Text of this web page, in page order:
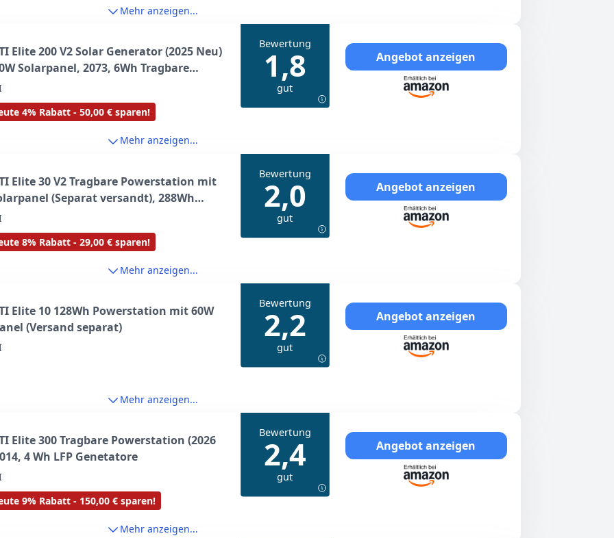
Mehr anzeigen...
Elite 200 V2 Solar Generator (2025 Neu)
Solarpanel, 2073, 6Wh Tragbare
mit 2 2600W AC Ausgängen, 17
LiFePO4 Notstrom für
Off-grid, Stromausfall
4% Rabatt - 50,00 € sparen!
Bewertung
1,8
gut
Angebot anzeigen
Mehr anzeigen...
Elite 30 V2 Tragbare Powerstation mit
(Separat versandt), 288Wh
Solargenerator, 600W AC Ausgang
Power Lifting), ideal für Outdoor
Notfälle
8% Rabatt - 29,00 € sparen!
Bewertung
2,0
gut
Angebot anzeigen
Mehr anzeigen...
Elite 10 128Wh Powerstation mit 60W
(Versand separat)
Bewertung
2,2
gut
Angebot anzeigen
Mehr anzeigen...
Elite 300 Tragbare Powerstation (2026
4 Wh LFP Genetatore
9% Rabatt - 150,00 € sparen!
Bewertung
2,4
gut
Angebot anzeigen
Mehr anzeigen...